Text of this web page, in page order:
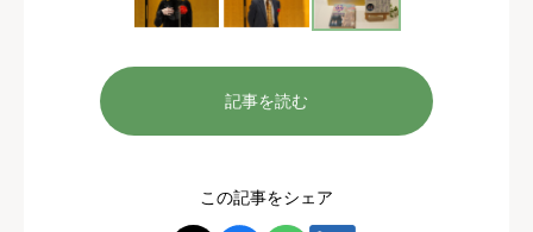
記事を読む
この記事をシェア